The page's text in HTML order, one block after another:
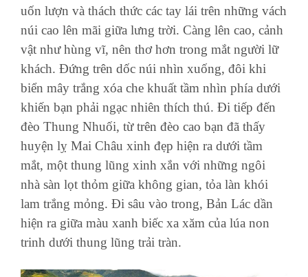
uốn lượn và thách thức các tay lái trên những vách
núi cao lên mãi giữa lưng trời. Càng lên cao, cảnh
vật như hùng vĩ, nên thơ hơn trong mắt người lữ
khách. Đứng trên dốc núi nhìn xuống, đôi khi
biển mây trắng xóa che khuất tầm nhìn phía dưới
khiến bạn phải ngạc nhiên thích thú. Đi tiếp đến
đèo Thung Nhuối, từ trên đèo cao bạn đã thấy
huyện lỵ Mai Châu xinh đẹp hiện ra dưới tầm
mắt, một thung lũng xinh xắn với những ngôi
nhà sàn lọt thỏm giữa không gian, tỏa làn khói
lam trắng mỏng. Đi sâu vào trong, Bản Lác dần
hiện ra giữa màu xanh biếc xa xăm của lúa non
trinh dưới thung lũng trải tràn.